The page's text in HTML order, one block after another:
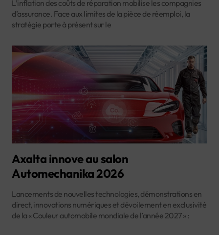
L’inflation des coûts de réparation mobilise les compagnies
d’assurance. Face aux limites de la pièce de réemploi, la
stratégie porte à présent sur le
Axalta innove au salon
Automechanika 2026
Lancements de nouvelles technologies, démonstrations en
direct, innovations numériques et dévoilement en exclusivité
de la « Couleur automobile mondiale de l’année 2027 » :